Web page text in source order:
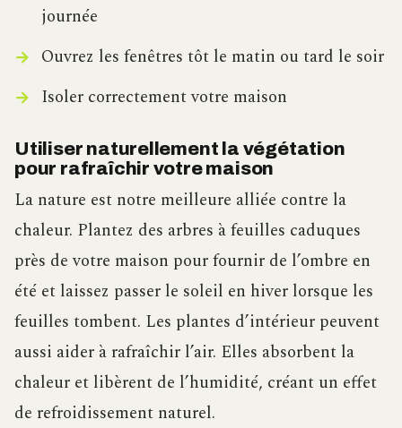
journée
Ouvrez les fenêtres tôt le matin ou tard le soir
Isoler correctement votre maison
Utiliser naturellement la végétation
pour rafraîchir votre maison
La nature est notre meilleure alliée contre la
chaleur. Plantez des arbres à feuilles caduques
près de votre maison pour fournir de l’ombre en
été et laissez passer le soleil en hiver lorsque les
feuilles tombent. Les plantes d’intérieur peuvent
aussi aider à rafraîchir l’air. Elles absorbent la
chaleur et libèrent de l’humidité, créant un effet
de refroidissement naturel.